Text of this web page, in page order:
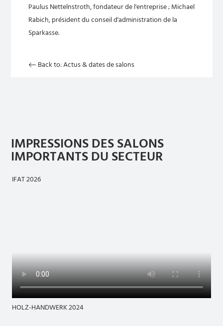
Paulus Nettelnstroth, fondateur de l'entreprise ; Michael
Rabich, président du conseil d'administration de la
Sparkasse.
Back to: Actus & dates de salons
IMPRESSIONS DES SALONS
IMPORTANTS DU SECTEUR
IFAT 2026
HOLZ-HANDWERK 2024